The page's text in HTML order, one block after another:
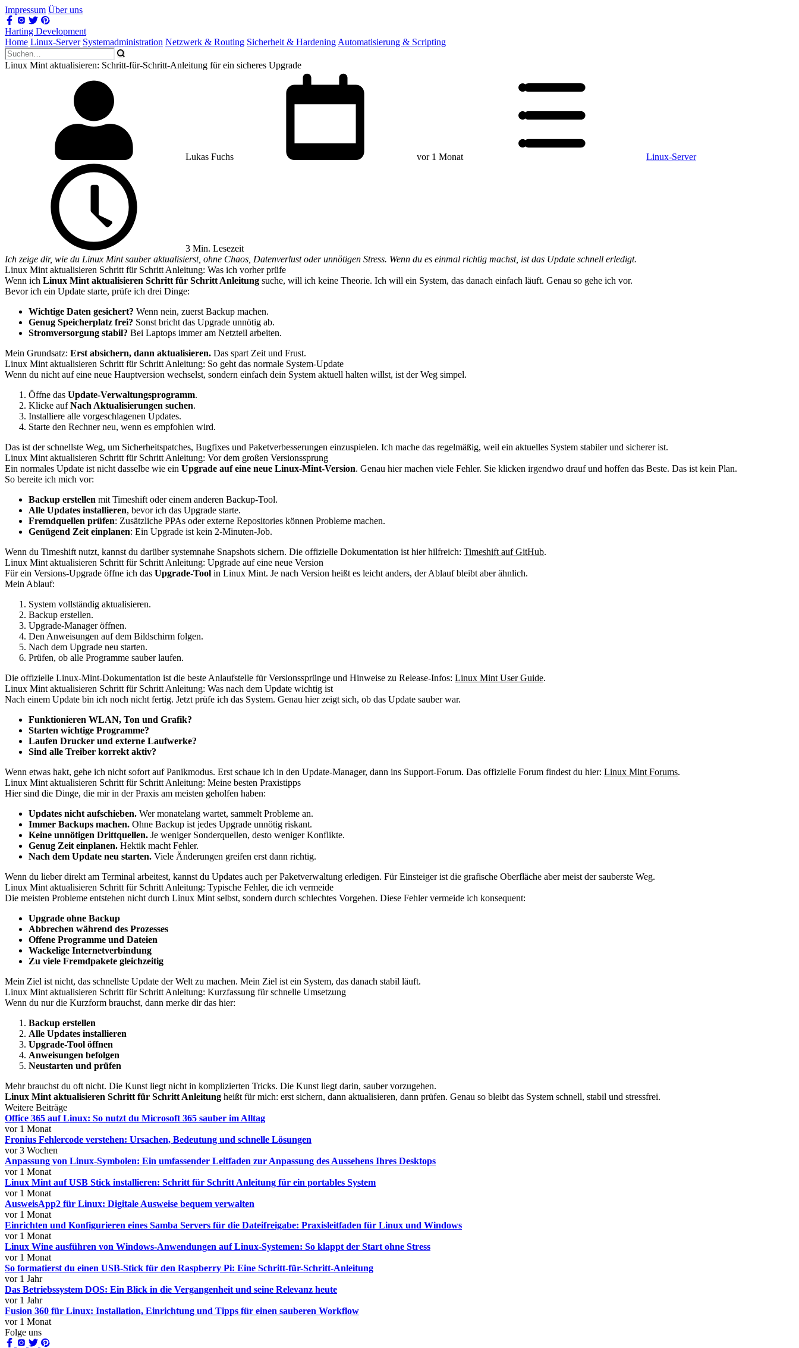
Impressum Über uns
Harting Development
Home Linux-Server Systemadministration Netzwerk & Routing Sicherheit & Hardening Automatisierung & Scripting
Linux Mint aktualisieren: Schritt-für-Schritt-Anleitung für ein sicheres Upgrade
Lukas Fuchs vor 1 Monat Linux-Server
3 Min. Lesezeit
Ich zeige dir, wie du Linux Mint sauber aktualisierst, ohne Chaos, Datenverlust oder unnötigen Stress. Wenn du es einmal richtig machst, ist das Update schnell erledigt.
Linux Mint aktualisieren Schritt für Schritt Anleitung: Was ich vorher prüfe
Wenn ich Linux Mint aktualisieren Schritt für Schritt Anleitung suche, will ich keine Theorie. Ich will ein System, das danach einfach läuft. Genau so gehe ich vor.
Bevor ich ein Update starte, prüfe ich drei Dinge:
Wichtige Daten gesichert? Wenn nein, zuerst Backup machen.
Genug Speicherplatz frei? Sonst bricht das Upgrade unnötig ab.
Stromversorgung stabil? Bei Laptops immer am Netzteil arbeiten.
Mein Grundsatz: Erst absichern, dann aktualisieren. Das spart Zeit und Frust.
Linux Mint aktualisieren Schritt für Schritt Anleitung: So geht das normale System-Update
Wenn du nicht auf eine neue Hauptversion wechselst, sondern einfach dein System aktuell halten willst, ist der Weg simpel.
Öffne das Update-Verwaltungsprogramm.
Klicke aufNach Aktualisierungen suchen.
Installiere alle vorgeschlagenen Updates.
Starte den Rechner neu, wenn es empfohlen wird.
Das ist der schnellste Weg, um Sicherheitspatches, Bugfixes und Paketverbesserungen einzuspielen. Ich mache das regelmäßig, weil ein aktuelles System stabiler und sicherer ist.
Linux Mint aktualisieren Schritt für Schritt Anleitung: Vor dem großen Versionssprung
Ein normales Update ist nicht dasselbe wie ein Upgrade auf eine neue Linux-Mint-Version. Genau hier machen viele Fehler. Sie klicken irgendwo drauf und hoffen das Beste. Das ist kein Plan.
So bereite ich mich vor:
Backup erstellen mit Timeshift oder einem anderen Backup-Tool.
Alle Updates installieren, bevor ich das Upgrade starte.
Fremdquellen prüfen: Zusätzliche PPAs oder externe Repositories können Probleme machen.
Genügend Zeit einplanen: Ein Upgrade ist kein 2-Minuten-Job.
Wenn du Timeshift nutzt, kannst du darüber systemnahe Snapshots sichern. Die offizielle Dokumentation ist hier hilfreich: Timeshift auf GitHub.
Linux Mint aktualisieren Schritt für Schritt Anleitung: Upgrade auf eine neue Version
Für ein Versions-Upgrade öffne ich das Upgrade-Tool in Linux Mint. Je nach Version heißt es leicht anders, der Ablauf bleibt aber ähnlich.
Mein Ablauf:
System vollständig aktualisieren.
Backup erstellen.
Upgrade-Manager öffnen.
Den Anweisungen auf dem Bildschirm folgen.
Nach dem Upgrade neu starten.
Prüfen, ob alle Programme sauber laufen.
Die offizielle Linux-Mint-Dokumentation ist die beste Anlaufstelle für Versionssprünge und Hinweise zu Release-Infos: Linux Mint User Guide.
Linux Mint aktualisieren Schritt für Schritt Anleitung: Was nach dem Update wichtig ist
Nach einem Update bin ich noch nicht fertig. Jetzt prüfe ich das System. Genau hier zeigt sich, ob das Update sauber war.
Funktionieren WLAN, Ton und Grafik?
Starten wichtige Programme?
Laufen Drucker und externe Laufwerke?
Sind alle Treiber korrekt aktiv?
Wenn etwas hakt, gehe ich nicht sofort auf Panikmodus. Erst schaue ich in den Update-Manager, dann ins Support-Forum. Das offizielle Forum findest du hier: Linux Mint Forums.
Linux Mint aktualisieren Schritt für Schritt Anleitung: Meine besten Praxistipps
Hier sind die Dinge, die mir in der Praxis am meisten geholfen haben:
Updates nicht aufschieben. Wer monatelang wartet, sammelt Probleme an.
Immer Backups machen. Ohne Backup ist jedes Upgrade unnötig riskant.
Keine unnötigen Drittquellen. Je weniger Sonderquellen, desto weniger Konflikte.
Genug Zeit einplanen. Hektik macht Fehler.
Nach dem Update neu starten. Viele Änderungen greifen erst dann richtig.
Wenn du lieber direkt am Terminal arbeitest, kannst du Updates auch per Paketverwaltung erledigen. Für Einsteiger ist die grafische Oberfläche aber meist der sauberste Weg.
Linux Mint aktualisieren Schritt für Schritt Anleitung: Typische Fehler, die ich vermeide
Die meisten Probleme entstehen nicht durch Linux Mint selbst, sondern durch schlechtes Vorgehen. Diese Fehler vermeide ich konsequent:
Upgrade ohne Backup
Abbrechen während des Prozesses
Offene Programme und Dateien
Wackelige Internetverbindung
Zu viele Fremdpakete gleichzeitig
Mein Ziel ist nicht, das schnellste Update der Welt zu machen. Mein Ziel ist ein System, das danach stabil läuft.
Linux Mint aktualisieren Schritt für Schritt Anleitung: Kurzfassung für schnelle Umsetzung
Wenn du nur die Kurzform brauchst, dann merke dir das hier:
Backup erstellen
Alle Updates installieren
Upgrade-Tool öffnen
Anweisungen befolgen
Neustarten und prüfen
Mehr brauchst du oft nicht. Die Kunst liegt nicht in komplizierten Tricks. Die Kunst liegt darin, sauber vorzugehen.
Linux Mint aktualisieren Schritt für Schritt Anleitung heißt für mich: erst sichern, dann aktualisieren, dann prüfen. Genau so bleibt das System schnell, stabil und stressfrei.
Weitere Beiträge
Office 365 auf Linux: So nutzt du Microsoft 365 sauber im Alltag
vor 1 Monat
Fronius Fehlercode verstehen: Ursachen, Bedeutung und schnelle Lösungen
vor 3 Wochen
Anpassung von Linux-Symbolen: Ein umfassender Leitfaden zur Anpassung des Aussehens Ihres Desktops
vor 1 Monat
Linux Mint auf USB Stick installieren: Schritt für Schritt Anleitung für ein portables System
vor 1 Monat
AusweisApp2 für Linux: Digitale Ausweise bequem verwalten
vor 1 Monat
Einrichten und Konfigurieren eines Samba Servers für die Dateifreigabe: Praxisleitfaden für Linux und Windows
vor 1 Monat
Linux Wine ausführen von Windows-Anwendungen auf Linux-Systemen: So klappt der Start ohne Stress
vor 1 Monat
So formatierst du einen USB-Stick für den Raspberry Pi: Eine Schritt-für-Schritt-Anleitung
vor 1 Jahr
Das Betriebssystem DOS: Ein Blick in die Vergangenheit und seine Relevanz heute
vor 1 Jahr
Fusion 360 für Linux: Installation, Einrichtung und Tipps für einen sauberen Workflow
vor 1 Monat
Folge uns